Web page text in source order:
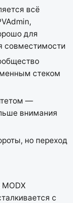
всё
для
совместимости
стеком
—
внимания
но переход
MODX
с